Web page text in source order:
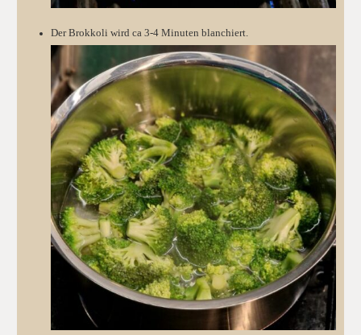
Der Brokkoli wird ca 3-4 Minuten blanchiert.